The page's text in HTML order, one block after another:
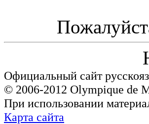
Официальный сайт
© 2006-2012 Olympique de
При использовании
Карта сайта